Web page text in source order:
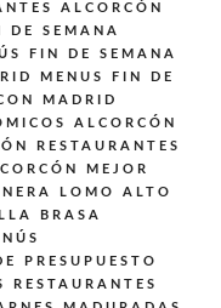
ALCORCÓN
DE SEMANA
FIN DE SEMANA
MENUS FIN DE
MADRID
ALCORCÓN
RESTAURANTES
MEJOR
LOMO ALTO
BRASA
PRESUPUESTO
RESTAURANTES